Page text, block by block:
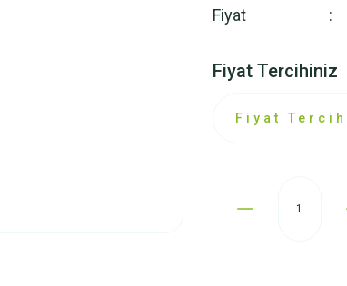
Fiyat
Fiyat Tercihiniz